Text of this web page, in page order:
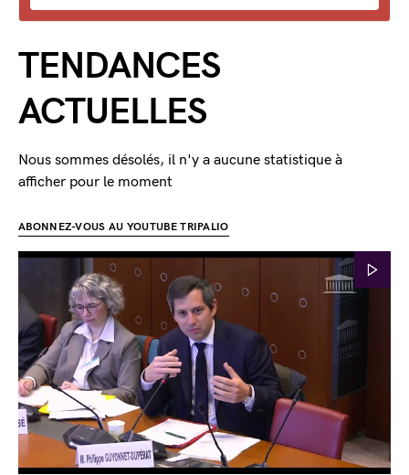
TENDANCES
ACTUELLES
Nous sommes désolés, il n'y a aucune statistique à
afficher pour le moment
ABONNEZ-VOUS AU YOUTUBE TRIPALIO